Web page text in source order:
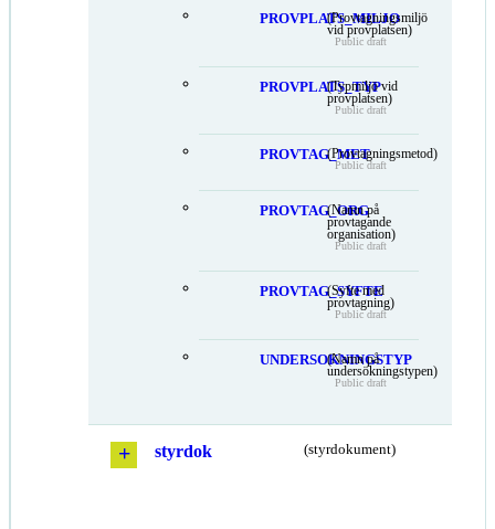
PROVPLATS_MILJO
(Provtagningsmiljö
vid provplatsen)
Public draft
PROVPLATS_TYP
(Typmiljö vid
provplatsen)
Public draft
PROVTAG_MET(Provtagningsmetod)
Public draft
PROVTAG_ORG
(Namn på
provtagande
organisation)
Public draft
PROVTAG_SYFTE
(Syfte med
provtagning)
Public draft
UNDERSOKNINGSTYP
(Namn på
undersökningstypen)
Public draft
styrdok (styrdokument)